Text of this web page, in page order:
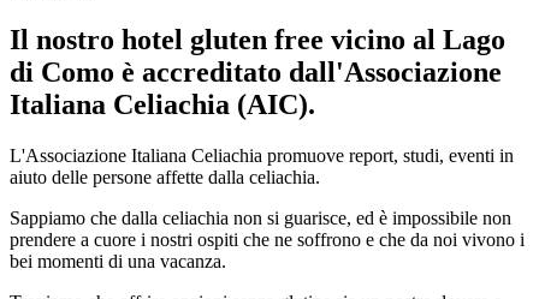
Il nostro hotel gluten free vicino al Lago
di Como è accreditato dall'Associazione
Italiana Celiachia (AIC).
L'Associazione Italiana Celiachia promuove report, studi, eventi in
aiuto delle persone affette dalla celiachia.
Sappiamo che dalla celiachia non si guarisce, ed è impossibile non
prendere a cuore i nostri ospiti che ne soffrono e che da noi vivono i
bei momenti di una vacanza.